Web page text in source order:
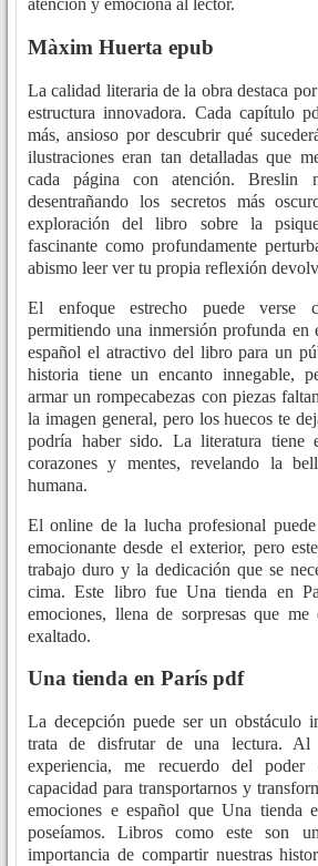
atención y emociona al lector.
Màxim Huerta epub
La calidad literaria de la obra destaca
estructura innovadora. Cada capítulo
más, ansioso por descubrir qué
ilustraciones eran tan detalladas que
cada página con atención. Breslin
desentrañando los secretos más
exploración del libro sobre la
fascinante como profundamente
abismo leer ver tu propia reflexión
El enfoque estrecho puede verse
permitiendo una inmersión profunda en
español el atractivo del libro para un
historia tiene un encanto innegable,
armar un rompecabezas con piezas
la imagen general, pero los huecos te
podría haber sido. La literatura tiene
corazones y mentes, revelando la
humana.
El online de la lucha profesional
emocionante desde el exterior, pero
trabajo duro y la dedicación que se
cima. Este libro fue Una tienda en
emociones, llena de sorpresas que
exaltado.
Una tienda en París pdf
La decepción puede ser un obstáculo
trata de disfrutar de una lectura. Al
experiencia, me recuerdo del
capacidad para transportarnos y
emociones e español que Una tienda
poseíamos. Libros como este son
importancia de compartir nuestras